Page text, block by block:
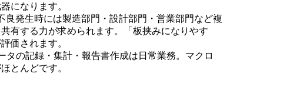
になります。
良発生時には製造部門・設計部門・営業部門など複
有する力が求められます。「板挟みになりやす
価されます。
タの記録・集計・報告書作成は日常業務。マクロ
とんどです。